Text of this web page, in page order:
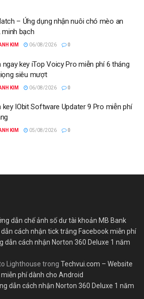
– Ứng dụng nhận nuôi chó mèo an
minh bạch
KIM 06/08/2026 0
ngay key iTop Voicy Pro miễn phí 6 tháng
siêu mượt
KIM 06/08/2026 0
key IObit Software Updater 9 Pro miễn phí
KIM 05/08/2026 0
dẫn chế ảnh số dư tài khoản MB Bank
cách nhận tick trắng Facebook miễn phí
dẫn cách nhận Norton 360 Deluxe 1 năm
Lighthouse trong Techvui.com – Website
phí dành cho Android
dẫn cách nhận Norton 360 Deluxe 1 năm